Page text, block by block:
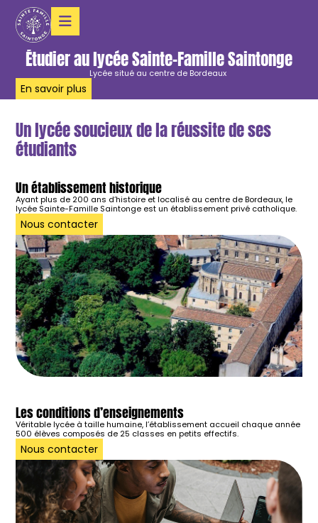
Étudier au lycée Sainte-Famille Saintonge
Lycée situé au centre de Bordeaux
En savoir plus
Un lycée soucieux de la réussite de ses
étudiants
Un établissement historique
Ayant plus de 200 ans d’histoire et localisé au centre de Bordeaux, le
lycée Sainte-Famille Saintonge est un établissement privé catholique.
Nous contacter
Les conditions d’enseignements
Véritable lycée à taille humaine, l’établissement accueil chaque année
500 élèves composés de 25 classes en petits effectifs.
Nous contacter